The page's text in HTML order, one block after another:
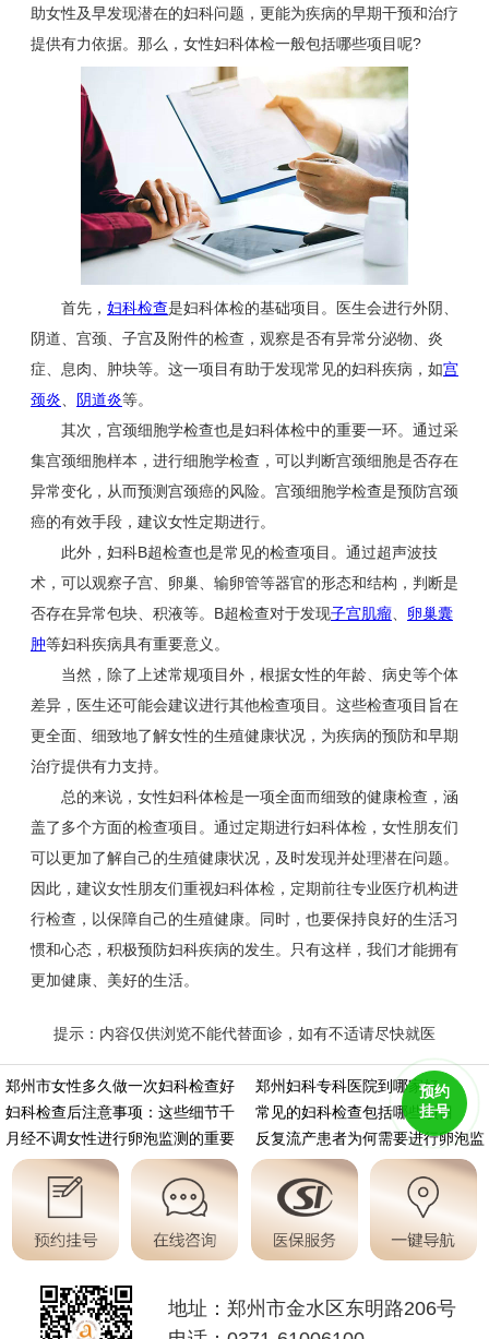
助女性及早发现潜在的妇科问题，更能为疾病的早期干预和治疗
提供有力依据。那么，女性妇科体检一般包括哪些项目呢?
首先， 妇科检查是妇科体检的基础项目。医生会进行外阴、
阴道、宫颈、子宫及附件的检查，观察是否有异常分泌物、炎
症、息肉、肿块等。这一项目有助于发现常见的妇科疾病，如宫
颈炎、 阴道炎等。
其次，宫颈细胞学检查也是妇科体检中的重要一环。通过采
集宫颈细胞样本，进行细胞学检查，可以判断宫颈细胞是否存在
异常变化，从而预测宫颈癌的风险。宫颈细胞学检查是预防宫颈
癌的有效手段，建议女性定期进行。
此外，妇科B超检查也是常见的检查项目。通过超声波技
术，可以观察子宫、卵巢、输卵管等器官的形态和结构，判断是
否存在异常包块、积液等。B超检查对于发现子宫肌瘤、 卵巢囊
肿等妇科疾病具有重要意义。
当然，除了上述常规项目外，根据女性的年龄、病史等个体
差异，医生还可能会建议进行其他检查项目。这些检查项目旨在
更全面、细致地了解女性的生殖健康状况，为疾病的预防和早期
治疗提供有力支持。
总的来说，女性妇科体检是一项全面而细致的健康检查，涵
盖了多个方面的检查项目。通过定期进行妇科体检，女性朋友们
可以更加了解自己的生殖健康状况，及时发现并处理潜在问题。
因此，建议女性朋友们重视妇科体检，定期前往专业医疗机构进
行检查，以保障自己的生殖健康。同时，也要保持良好的生活习
惯和心态，积极预防妇科疾病的发生。只有这样，我们才能拥有
更加健康、美好的生活。
提示：内容仅供浏览不能代替面诊，如有不适请尽快就医
郑州市女性多久做一次妇科检查好
郑州妇科专科医院到哪家好
妇科检查后注意事项：这些细节千
常见的妇科检查包括哪些项目
月经不调女性进行卵泡监测的重要
反复流产患者为何需要进行卵泡监
预约
挂号
地址：郑州市金水区东明路206号